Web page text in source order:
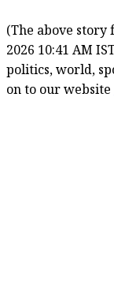
(The above story
2026 10:41 AM
politics, world,
on to our website